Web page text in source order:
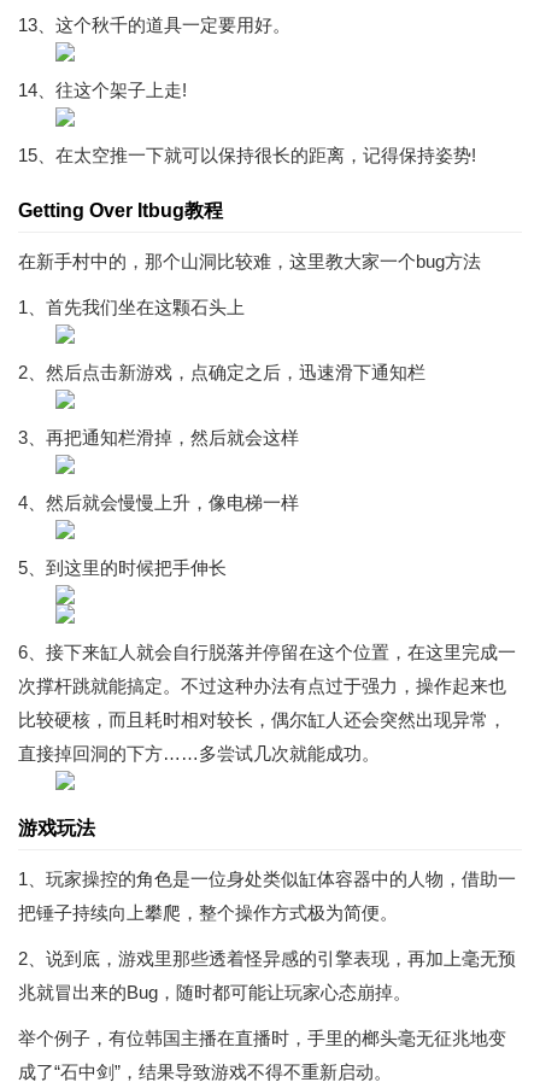
13、这个秋千的道具一定要用好。
14、往这个架子上走!
15、在太空推一下就可以保持很长的距离，记得保持姿势!
Getting Over Itbug教程
在新手村中的，那个山洞比较难，这里教大家一个bug方法
1、首先我们坐在这颗石头上
2、然后点击新游戏，点确定之后，迅速滑下通知栏
3、再把通知栏滑掉，然后就会这样
4、然后就会慢慢上升，像电梯一样
5、到这里的时候把手伸长
6、接下来缸人就会自行脱落并停留在这个位置，在这里完成一
次撑杆跳就能搞定。不过这种办法有点过于强力，操作起来也
比较硬核，而且耗时相对较长，偶尔缸人还会突然出现异常，
直接掉回洞的下方……多尝试几次就能成功。
游戏玩法
1、玩家操控的角色是一位身处类似缸体容器中的人物，借助一
把锤子持续向上攀爬，整个操作方式极为简便。
2、说到底，游戏里那些透着怪异感的引擎表现，再加上毫无预
兆就冒出来的Bug，随时都可能让玩家心态崩掉。
举个例子，有位韩国主播在直播时，手里的榔头毫无征兆地变
成了“石中剑”，结果导致游戏不得不重新启动。